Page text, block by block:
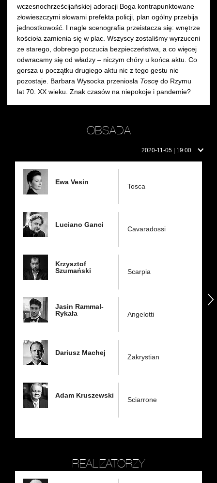
wczesnochrześcijańskiej adoracji Boga kontrapunktowane
złowieszczymi słowami prefekta policji, plan ogólny przebija
jednostkowość. I nagle scenografia przeistacza się: wnętrze
kościoła zamienia się w plac. Wszyscy zostaliśmy wyrzuceni
ze starego, dobrego poczucia bezpieczeństwa, a co więcej
odwracamy się od władzy – niczym chóry u końca aktu. Co
gorsza u początku drugiego aktu nic z tego gestu nie
pozostaje. Barbara Wysocka przeniosła Toscę do Rzymu
lat 70. XX wieku. Znak czasów na niepokoje i pandemie?
OBSADA
dniu:
2020-11-05 | 19:00
Ewa Vesin
Tosca
Luciano Ganci
Cavaradossi
Krzysztof
Szumański
Scarpia
Jasin Rammal-
Rykała
Angelotti
Dariusz Machej
Zakrystian
Adam Kruszewski
Sciarrone
REALIZATORZY